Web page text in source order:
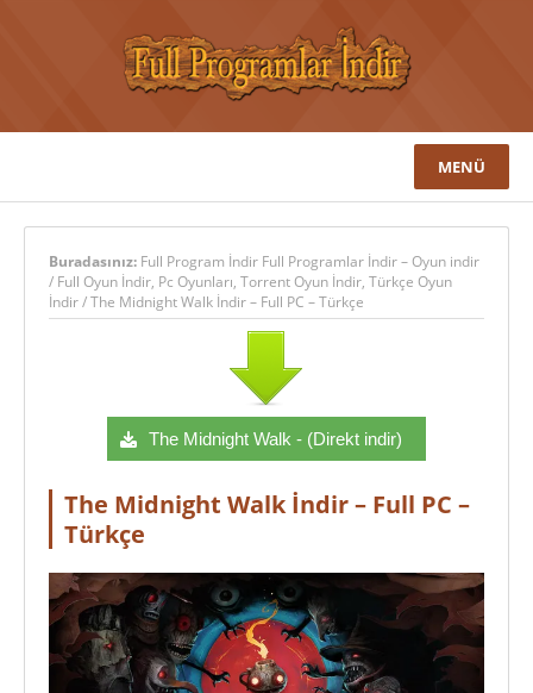
MENÜ
Buradasınız: Full Program İndir Full Programlar İndir – Oyun indir
/ Full Oyun İndir, Pc Oyunları, Torrent Oyun İndir, Türkçe Oyun
İndir/The Midnight Walk İndir – Full PC – Türkçe
The Midnight Walk - (Direkt indir)
The Midnight Walk İndir – Full PC –
Türkçe